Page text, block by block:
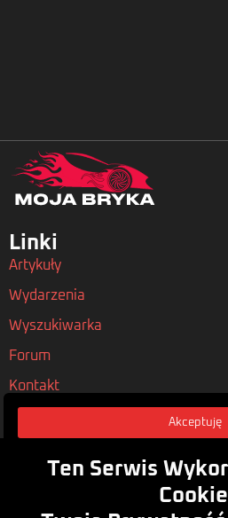
Linki
Artykuły
Wydarzenia
Wyszukiwarka
Forum
Kontakt
Nasze Polityki
Regulamin
Akceptuję
Ten Serwis